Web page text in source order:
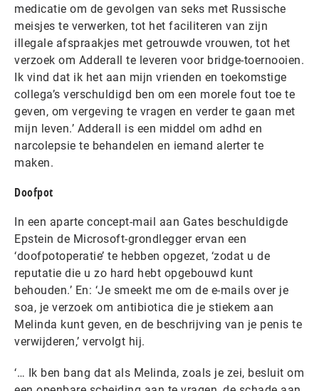
medicatie om de gevolgen van seks met Russische
meisjes te verwerken, tot het faciliteren van zijn
illegale afspraakjes met getrouwde vrouwen, tot het
verzoek om Adderall te leveren voor bridge-toernooien.
Ik vind dat ik het aan mijn vrienden en toekomstige
collega’s verschuldigd ben om een morele fout toe te
geven, om vergeving te vragen en verder te gaan met
mijn leven.’ Adderall is een middel om adhd en
narcolepsie te behandelen en iemand alerter te
maken.
Doofpot
In een aparte concept-mail aan Gates beschuldigde
Epstein de Microsoft-grondlegger ervan een
‘doofpotoperatie’ te hebben opgezet, ‘zodat u de
reputatie die u zo hard hebt opgebouwd kunt
behouden.’ En: ‘Je smeekt me om de e-mails over je
soa, je verzoek om antibiotica die je stiekem aan
Melinda kunt geven, en de beschrijving van je penis te
verwijderen,’ vervolgt hij.
‘… Ik ben bang dat als Melinda, zoals je zei, besluit om